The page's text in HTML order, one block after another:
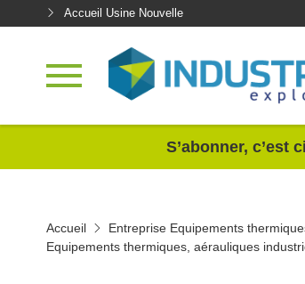
Accueil Usine Nouvelle
S’abonner,
Accueil Entreprise Equipements
Equipements thermiques, aérauliques